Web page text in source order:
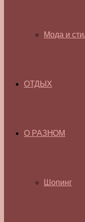
Мода и
ОТДЫХ
О РАЗНОМ
Шопинг